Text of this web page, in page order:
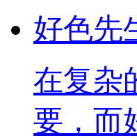
好色先
在复杂
要